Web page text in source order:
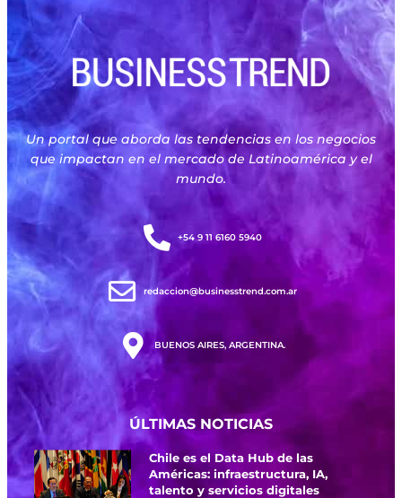
Un portal que aborda las tendencias en los negocios
que impactan en el mercado de Latinoamérica y el
mundo.
+54 9 11 6160 5940
redaccion@businesstrend.com.ar
BUENOS AIRES, ARGENTINA.
ÚLTIMAS NOTICIAS
Chile es el Data Hub de las
Américas: infraestructura, IA,
talento y servicios digitales